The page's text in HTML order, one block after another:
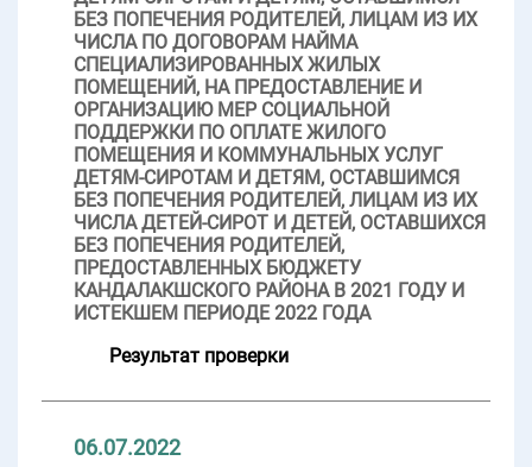
БЕЗ ПОПЕЧЕНИЯ РОДИТЕЛЕЙ, ЛИЦАМ ИЗ ИХ
ЧИСЛА ПО ДОГОВОРАМ НАЙМА
СПЕЦИАЛИЗИРОВАННЫХ ЖИЛЫХ
ПОМЕЩЕНИЙ, НА ПРЕДОСТАВЛЕНИЕ И
ОРГАНИЗАЦИЮ МЕР СОЦИАЛЬНОЙ
ПОДДЕРЖКИ ПО ОПЛАТЕ ЖИЛОГО
ПОМЕЩЕНИЯ И КОММУНАЛЬНЫХ УСЛУГ
ДЕТЯМ-СИРОТАМ И ДЕТЯМ, ОСТАВШИМСЯ
БЕЗ ПОПЕЧЕНИЯ РОДИТЕЛЕЙ, ЛИЦАМ ИЗ ИХ
ЧИСЛА ДЕТЕЙ-СИРОТ И ДЕТЕЙ, ОСТАВШИХСЯ
БЕЗ ПОПЕЧЕНИЯ РОДИТЕЛЕЙ,
ПРЕДОСТАВЛЕННЫХ БЮДЖЕТУ
КАНДАЛАКШСКОГО РАЙОНА В 2021 ГОДУ И
ИСТЕКШЕМ ПЕРИОДЕ 2022 ГОДА
Результат проверки
06.07.2022